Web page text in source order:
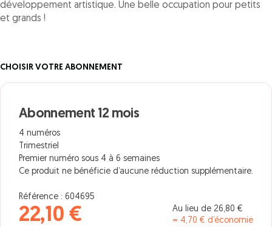
développement artistique. Une belle occupation pour petits
et grands !
CHOISIR VOTRE ABONNEMENT
Abonnement 12 mois
4 numéros
Trimestriel
Premier numéro sous 4 à 6 semaines
Ce produit ne bénéficie d’aucune réduction supplémentaire.
Référence : 604695
22,10 €
Au lieu de 26,80 €
= 4,70 € d’économie